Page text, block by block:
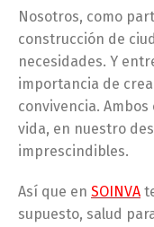
Nosotros, como
construcción de
necesidades. Y
importancia de
convivencia.
vida, en nuestro
imprescindibles.
Así que en SOINVA
supuesto, salud